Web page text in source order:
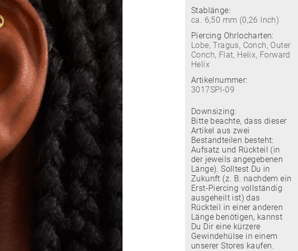
Stablänge:
ca. 6,50 mm (0,26 Inch)
Piercing Ohrlocharten:
Lobe, Tragus, Conch, Outer
Conch, Flat, Helix, Forward
Helix
Artikelnummer:
3017SPI-09
Downsizing:
Bitte beachte, dass dieser
Artikel aus zwei
Bestandteilen besteht:
Aufsatz und Rückteil (in
der jeweils angegebenen
Länge). Solltest Du in
Zukunft (z. B. nachdem ein
Erst-Piercing vollständig
ausgeheilt ist) das
Rückteil in einer anderen
Länge benötigen, kannst
Du Dir eine kürzere
Gewindehülse in einem
unserer Stores kaufen.